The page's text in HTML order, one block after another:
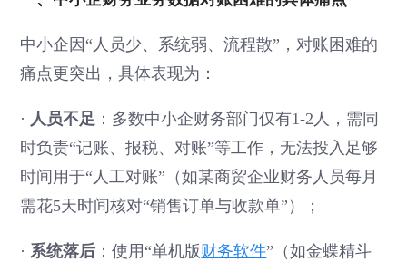
中小企因“人员少、系统弱、流程散”，对账困难的
痛点更突出，具体表现为：
· 人员不足 ：多数中小企财务部门仅有1-2人，需同
时负责“记账、报税、对账”等工作，无法投入足够
时间用于“人工对账”（如某商贸企业财务人员每月
需花5天时间核对“销售订单与收款单”）；
· 系统落后 ：使用“单机版财务软件”（如金蝶精斗